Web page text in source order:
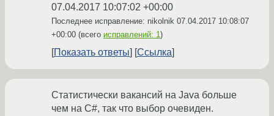
07.04.2017 10:07:02 +00:00
Последнее исправление: nikolnik 07.04.2017 10:08:07
+00:00 (всего исправлений: 1)
Показать ответы Ссылка
Статистически вакансий на Java больше
чем на C#, так что выбор очевиден.